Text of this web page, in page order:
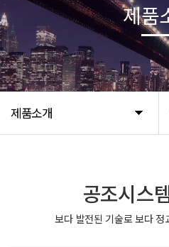
제품소개
제품
공조시스
보다 발전된 기술로 보다